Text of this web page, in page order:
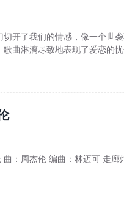
开了我们的情感，像一个世
曲淋漓尽致地表现了爱恋的
：周杰伦 编曲：林迈可 走廊